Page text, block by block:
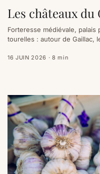
Les châteaux du
Forteresse médiévale, palais
tourelles : autour de Gaillac,
lesquels franchir, lesquels
16 JUIN 2026 · 8 min